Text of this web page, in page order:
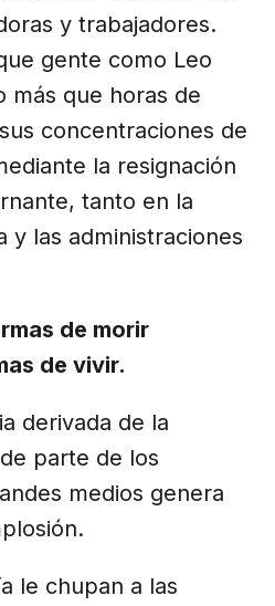
y trabajadores.
gente como Leo
más que horas de
concentraciones de
la resignación
tanto en la
y las administraciones
de morir
de vivir.
derivada de la
parte de los
medios genera
le chupan a las